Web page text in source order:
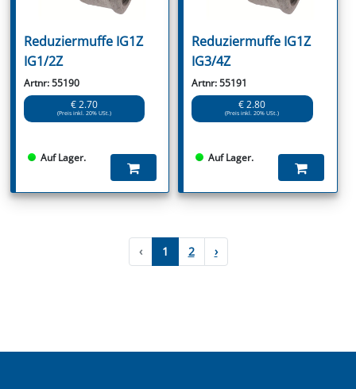
Reduziermuffe IG1Z
IG1/2Z
Artnr: 55190
€ 2.70
(Preis inkl. 20% USt.)
Auf Lager.
Reduziermuffe IG1Z
IG3/4Z
Artnr: 55191
€ 2.80
(Preis inkl. 20% USt.)
Auf Lager.
‹ 1 2 ›